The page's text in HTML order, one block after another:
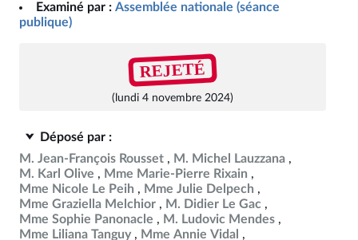
Examiné par : Assemblée nationale (séance
publique)
REJETÉ
(lundi 4 novembre 2024)
Déposé par :
M. Jean-François Rousset
M. Michel Lauzzana
M. Karl Olive
Mme Marie-Pierre Rixain
Mme Nicole Le Peih
Mme Julie Delpech
Mme Graziella Melchior
M. Didier Le Gac
Mme Sophie Panonacle
M. Ludovic Mendes
Mme Liliana Tanguy
Mme Annie Vidal